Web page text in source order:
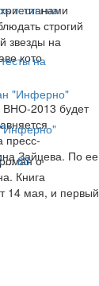
строгий
звезды на
кото
на
ВНО-2013 будет
пресс-
Зайцева. По ее
о
Книга
14 мая, и первый
...83